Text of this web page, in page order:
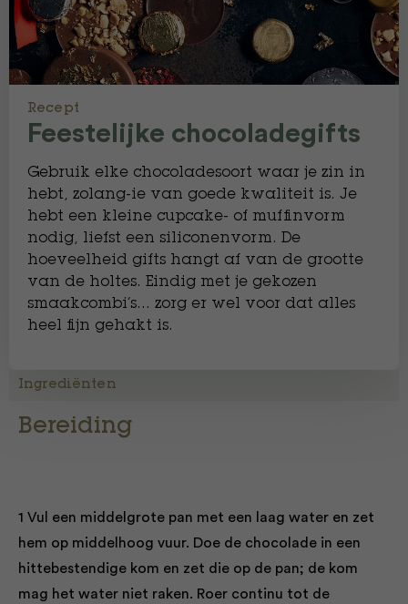
Recept
Feestelijke chocoladegifts
Gebruik elke chocoladesoort waar je zin in
hebt, zolang-ie van goede kwaliteit is. Je
hebt een kleine cupcake- of muffinvorm
nodig, liefst een siliconenvorm. De
hoeveelheid gifts hangt af van de grootte
van de holtes. Eindig met je gekozen
smaakcombi’s… zorg er wel voor dat alles
heel fijn gehakt is.
Ingrediënten
Bereiding
1 Vul een middelgrote pan met een laag water en zet
hem op middelhoog vuur. Doe de chocolade in een
hittebestendige kom en zet die op de pan; de kom
mag het water niet raken. Roer continu tot de